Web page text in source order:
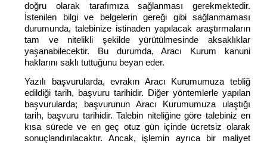
doğru olarak tarafımıza sağlanması gerekmektedir.
İstenilen bilgi ve belgelerin gereği gibi sağlanmaması
durumunda, talebinize istinaden yapılacak araştırmaların
tam ve nitelikli şekilde yürütülmesinde aksaklıklar
yaşanabilecektir. Bu durumda, Aracı Kurum kanuni
haklarını saklı tuttuğunu beyan eder.
Yazılı başvurularda, evrakın Aracı Kurumumuza tebliğ
edildiği tarih, başvuru tarihidir. Diğer yöntemlerle yapılan
başvurularda; başvurunun Aracı Kurumumuza ulaştığı
tarih, başvuru tarihidir.Talebin niteliğine göre talebiniz en
kısa sürede ve en geç otuz gün içinde ücretsiz olarak
sonuçlandırılacaktır. Ancak, işlemin ayrıca bir maliyet